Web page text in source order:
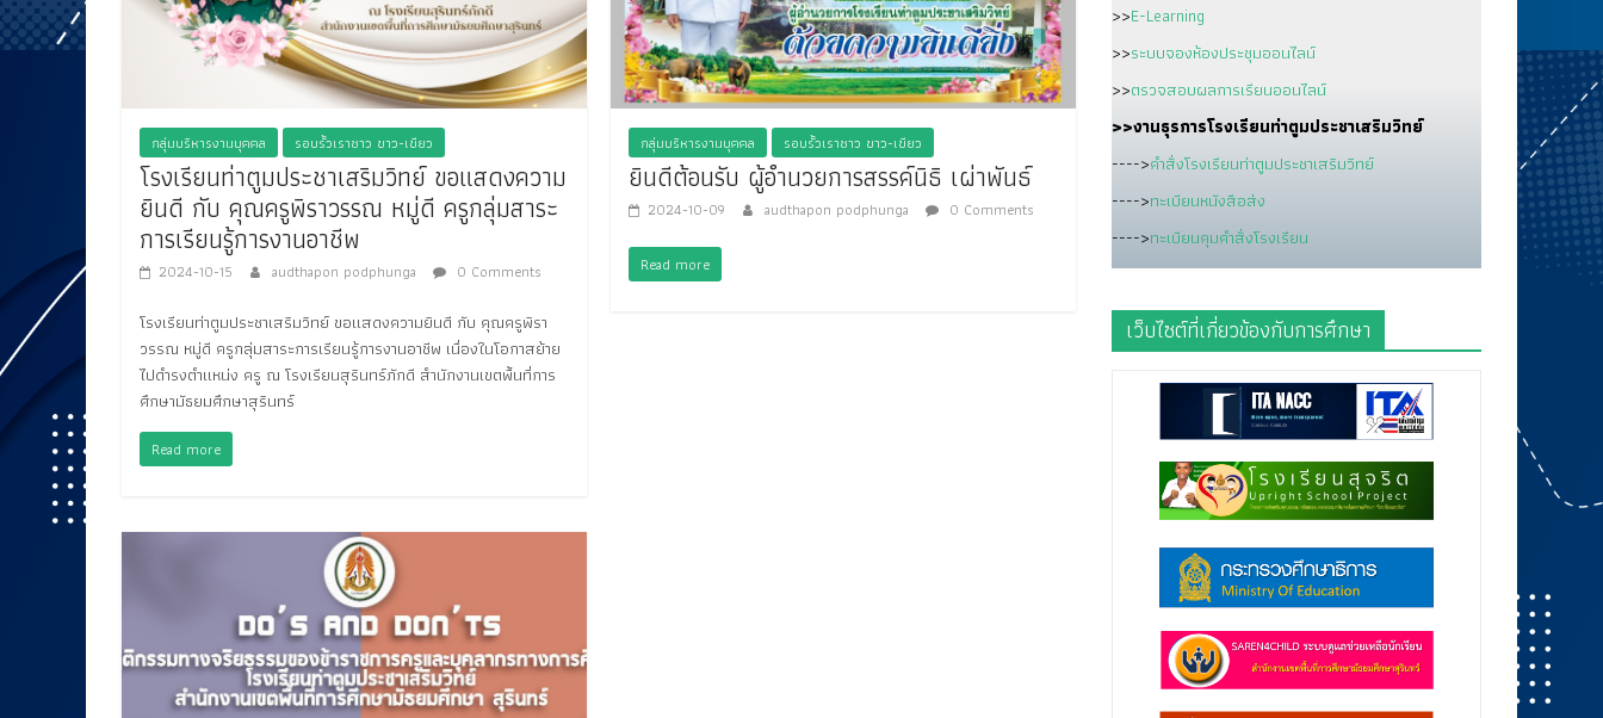
กลุ่มบริหารงานบุคคล รอบรั้วเราชาว ขาว-เขียว
โรงเรียนท่าตูมประชาเสริมวิทย์ ขอแสดงความ
ยินดี กับ คุณครูพิราวรรณ หมู่ดี ครูกลุ่มสาระ
การเรียนรู้การงานอาชีพ
2024-10-15 audthapon podphunga 0 Comments
โรงเรียนท่าตูมประชาเสริมวิทย์ ขอแสดงความยินดี กับ คุณครูพิรา
วรรณ หมู่ดี ครูกลุ่มสาระการเรียนรู้การงานอาชีพ เนื่องในโอกาสย้าย
ไปดำรงตำแหน่ง ครู ณ โรงเรียนสุรินทร์ภักดี สำนักงานเขตพื้นที่การ
ศึกษามัธยมศึกษาสุรินทร์
Read more
กลุ่มบริหารงานบุคคล รอบรั้วเราชาว ขาว-เขียว
ยินดีต้อนรับ ผู้อำนวยการสรรค์นิธิ เผ่าพันธ์
2024-10-09 audthapon podphunga 0 Comments
Read more
>>E-Learning
>>ระบบจองห้องประชุมออนไลน์
>>ตรวจสอบผลการเรียนออนไลน์
>>งานธุรการโรงเรียนท่าตูมประชาเสริมวิทย์
---->คำสั่งโรงเรียนท่าตูมประชาเสริมวิทย์
---->ทะเบียนหนังสือส่ง
---->ทะเบียนคุมคำสั่งโรงเรียน
เว็บไซต์ที่เกี่ยวข้องกับการศึกษา